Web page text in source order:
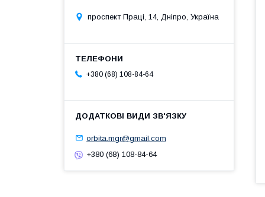
проспект Праці, 14, Дніпро, Україна
+380 (68) 108-84-64
orbita.mgr@gmail.com
+380 (68) 108-84-64